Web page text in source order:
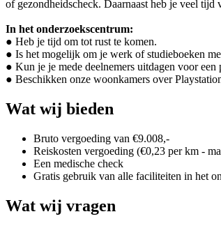
of gezondheidscheck. Daarnaast heb je veel tijd
In het onderzoekscentrum:
● Heb je tijd om tot rust te komen.
● Is het mogelijk om je werk of studieboeken
● Kun je je mede deelnemers uitdagen voor
● Beschikken onze woonkamers over
Wat wij bieden
Bruto vergoeding van €9.008,-
Reiskosten vergoeding (€0,23 per km -
Een medische check
Gratis gebruik van alle faciliteiten in het
Wat wij vragen